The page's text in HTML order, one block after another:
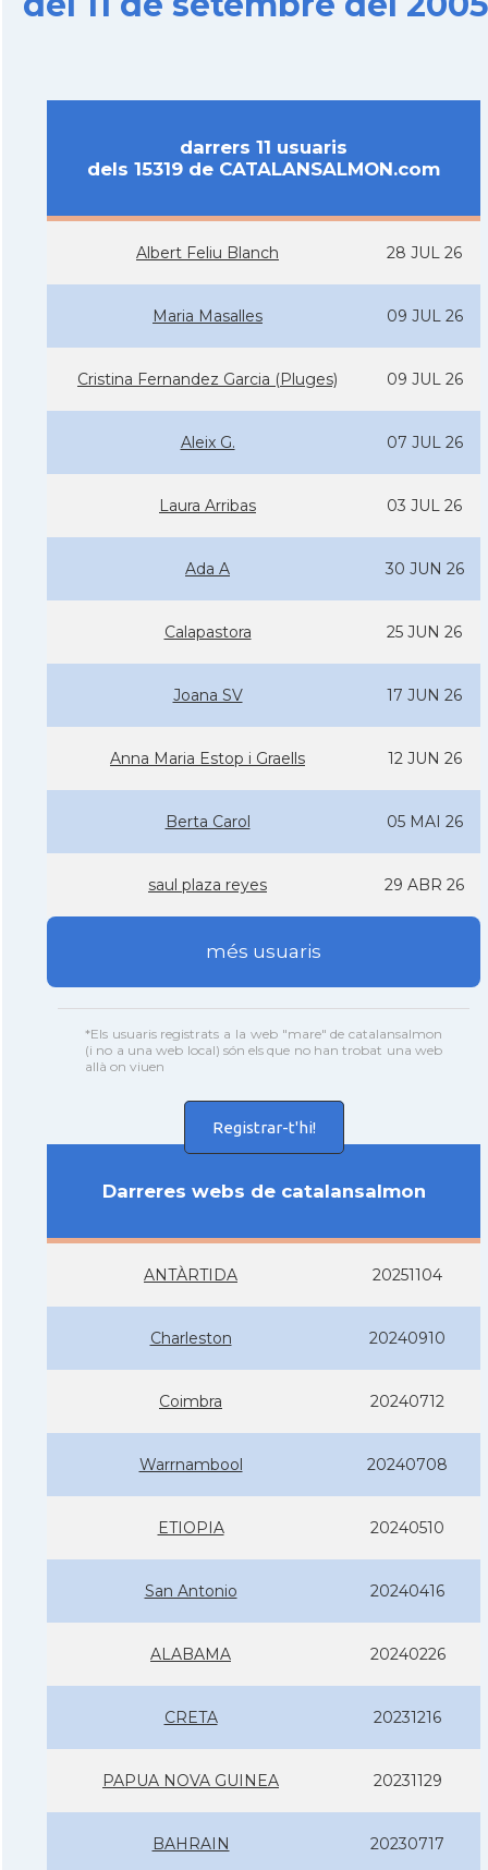
darrers 11 usuaris
dels 15319 de CATALANSALMON.com
Albert Feliu Blanch 28 JUL 26
Maria Masalles 09 JUL 26
Cristina Fernandez Garcia (Pluges) 09 JUL 26
Aleix G. 07 JUL 26
Laura Arribas 03 JUL 26
Ada A 30 JUN 26
Calapastora 25 JUN 26
Joana SV 17 JUN 26
Anna Maria Estop i Graells 12 JUN 26
Berta Carol 05 MAI 26
saul plaza reyes 29 ABR 26
més usuaris
*Els usuaris registrats a la web "mare" de catalansalmon
(i no a una web local) són els que no han trobat una web
allà on viuen
Registrar-t'hi!
Darreres webs de catalansalmon
ANTÀRTIDA 20251104
Charleston 20240910
Coimbra 20240712
Warrnambool 20240708
ETIOPIA 20240510
San Antonio 20240416
ALABAMA 20240226
CRETA 20231216
PAPUA NOVA GUINEA 20231129
BAHRAIN 20230717